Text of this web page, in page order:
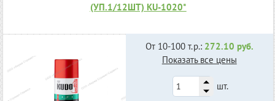
(УП.1/12ШТ) KU-1020*
От 10-100 т.р.: 272.10 руб.
Показать все цены
шт.